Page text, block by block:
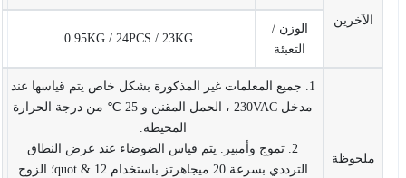
الآخرين
الوزن /
التعبئة
0.95KG / 24PCS / 23KG
ملحوظة
1. جميع المعلمات غير المذكورة بشكل خاص يتم قياسها عند
مدخل 230VAC ، الحمل المقنن و 25 ℃ من درجة الحرارة
المحيطة.
2. تموج وأمبير. يتم قياس الضوضاء عند عرض النطاق
الترددي بسرعة 20 ميجاهرتز باستخدام 12 & quot؛ الزوج